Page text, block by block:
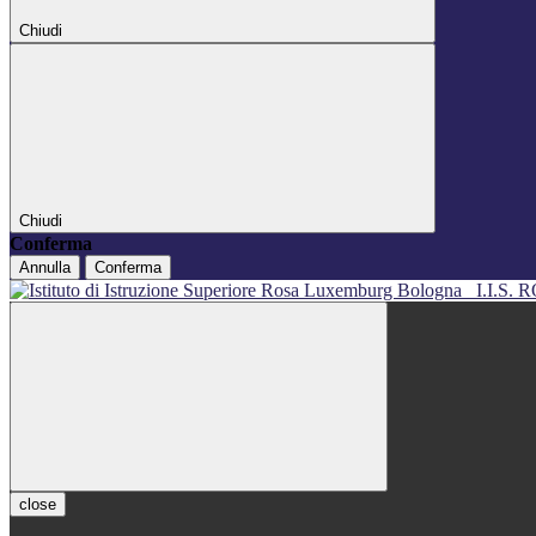
Chiudi
Chiudi
Conferma
Annulla Conferma
I.I.S.
close